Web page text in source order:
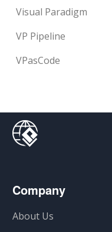
Visual Paradigm
VP Pipeline
VPasCode
Company
About Us